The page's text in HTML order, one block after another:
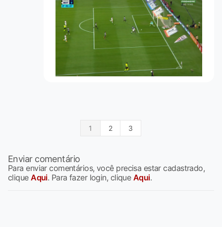
1 2 3
Enviar comentário
Para enviar comentários, você precisa estar cadastrado,
cliqueAqui. Para fazer login, clique Aqui.